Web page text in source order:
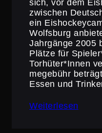
sich, vor dem
zwischen
ein
Wolfsburg
Jahrgänge 2005
Plätze für
Torhüter*Innen
me­ge­bühr
Essen und
Weiterlesen